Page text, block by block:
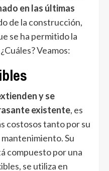
en las últimas
de la construcción,
se ha permitido la
¿Cuáles? Veamos:
y se
existente, es
costosos tanto por su
Su
compuesto por una
se utiliza en